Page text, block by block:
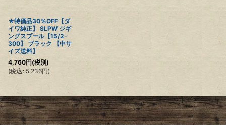
★特価品30％OFF【ダ
イワ純正】 SLPW ジギ
ングスプール【15/2-
300】 ブラック 【中サ
イズ送料】
4,760円(税別)
(税込 : 5,236円)